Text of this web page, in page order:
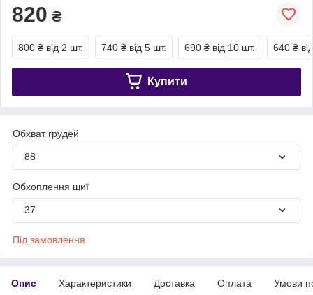
820 ₴
800 ₴ від 2 шт. 740 ₴ від 5 шт. 690 ₴ від 10 шт. 640 ₴
Купити
Обхват грудей
88
Обхоплення шиї
37
Під замовлення
Опис Характеристики Доставка Оплата Умови